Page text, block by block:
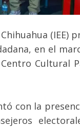
(IEE)
en el
Cultural
con la